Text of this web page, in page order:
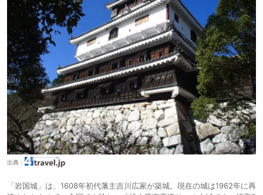
出典：
「岩国城」は、1608年初代藩主吉川広家が築城。現在の城は1962年に再